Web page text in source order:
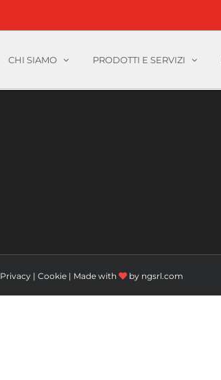
CHI SIAMO PRODOTTI E SERVIZI
Privacy | Cookie | Made with by ngsrl.com